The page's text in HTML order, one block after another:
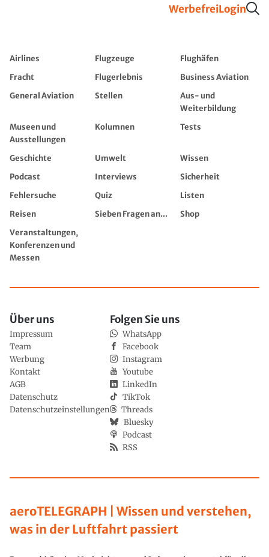
WerbefreiLogin
Airlines Flugzeuge
Flughäfen
Fracht
Flugerlebnis
Business Aviation
General Aviation
Stellen
Aus- und
Weiterbildung
Museen und
Ausstellungen
Kolumnen Tests
Geschichte Umwelt
Wissen
Podcast
Interviews
Sicherheit
Fehlersuche
Quiz
Listen
Reisen
Sieben Fragen an...
Shop
Veranstaltungen,
Konferenzen und
Messen
aeroTELEGRAPH | Wissen und verstehen,
was in der Luftfahrt passiert
Über uns
Impressum
Team
Werbung
Kontakt
AGB
Datenschutz
Datenschutzeinstellungen
Folgen Sie uns
WhatsApp
Facebook
Instagram
Youtube
LinkedIn
TikTok
Threads
Bluesky
Podcast
RSS